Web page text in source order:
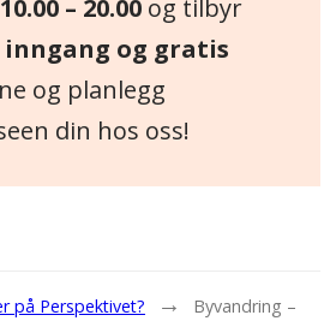
10.00 – 20.00 og tilbyr
og gratis
og planlegg
din hos oss!
på Perspektivet? →
Byvandring –